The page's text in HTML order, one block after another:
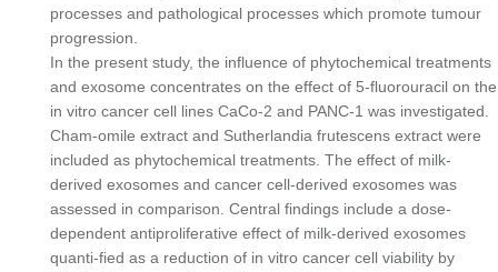
processes and pathological processes which promote tumour
progression.
In the present study, the influence of phytochemical treatments
and exosome concentrates on the effect of 5-fluorouracil on the
in vitro cancer cell lines CaCo-2 and PANC-1 was investigated.
Cham-omile extract and Sutherlandia frutescens extract were
included as phytochemical treatments. The effect of milk-
derived exosomes and cancer cell-derived exosomes was
assessed in comparison. Central findings include a dose-
dependent antiproliferative effect of milk-derived exosomes
quanti-fied as a reduction of in vitro cancer cell viability by